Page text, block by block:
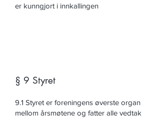
er kunngjort i innkallingen
§ 9 Styret
9.1 Styret er foreningens øverste organ
mellom årsmøtene og fatter alle vedtak